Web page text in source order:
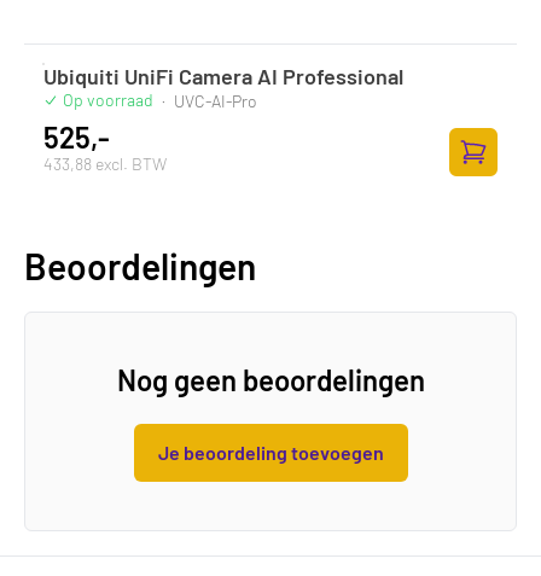
Ubiquiti UniFi Camera AI Professional
Op voorraad · UVC-AI-Pro
525,-
433,88 excl. BTW
Beoordelingen
Nog geen beoordelingen
Je beoordeling toevoegen